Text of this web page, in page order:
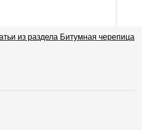
из раздела Битумная черепица